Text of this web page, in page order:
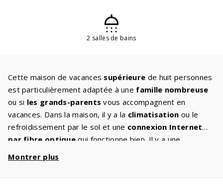
2 salles de bains
Cette maison de vacances supérieure de huit personnes
est particulièrement adaptée à une famille nombreuse
ou si les grands-parents vous accompagnent en
vacances. Dans la maison, il y a la climatisation ou le
refroidissement par le sol et une connexion Internet
par fibre optique qui fonctionne bien. Il y a une
coin salon confortable, où les chaînes internationales
Montrer plus